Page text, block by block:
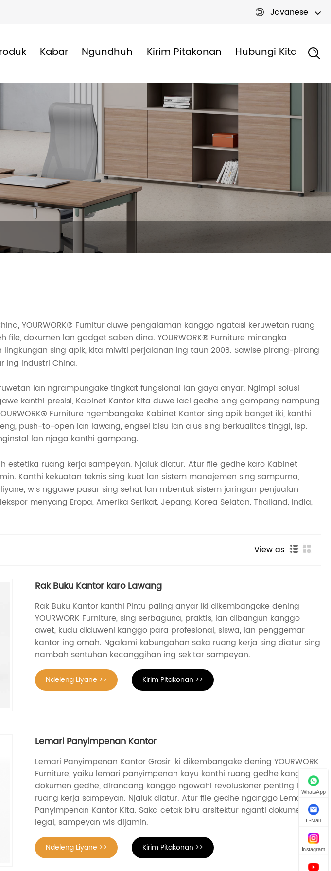
 Javanese
Kabar Ngundhuh Kirim Pitakonan Hubungi Kita
YOURWORK® Furnitur duwe pengalaman kanggo ngatasi keruwetan ruang
dokumen lan gadget saben dina. YOURWORK® Furniture minangka
sing apik, kita miwiti perjalanan ing taun 2008. Sawise pirang-pirang
ing industri China.
lan ngrampungake tingkat fungsional lan gaya anyar. Ngimpi solusi
kanthi presisi, Kabinet Kantor kita duwe laci gedhe sing gampang nampung
Furniture ngembangake Kabinet Kantor sing apik banget iki, kanthi
push-to-open lan lawang, engsel bisu lan alus sing berkualitas tinggi, lsp.
lan njaga kanthi gampang.
ruang kerja sampeyan. Njaluk diatur. Atur file gedhe karo Kabinet
Kanthi kekuatan teknis sing kuat lan sistem manajemen sing sampurna,
liyane, wis nggawe pasar sing sehat lan mbentuk sistem jaringan penjualan
menyang Eropa, Amerika Serikat, Jepang, Korea Selatan, Thailand, India,
View as
Rak Buku Kantor karo Lawang
Rak Buku Kantor kanthi Pintu paling anyar iki dikembangake dening
YOURWORK Furniture, sing serbaguna, praktis, lan dibangun kanggo
awet, kudu diduweni kanggo para profesional, siswa, lan penggemar
kantor ing omah. Ngalami kabungahan saka ruang kerja sing diatur sing
nambah sentuhan kecanggihan ing sekitar sampeyan.
Ndeleng Liyane >> Kirim Pitakonan >>
Lemari Panyimpenan Kantor
Lemari Panyimpenan Kantor Grosir iki dikembangake dening YOURWORK
Furniture, yaiku lemari panyimpenan kayu kanthi ruang gedhe kanggo
dokumen gedhe, dirancang kanggo ngowahi revolusioner penting ing
ruang kerja sampeyan. Njaluk diatur. Atur file gedhe nganggo Lemari
Panyimpenan Kantor Kita. Saka cetak biru arsitektur nganti dokumen
legal, sampeyan wis dijamin.
Ndeleng Liyane >> Kirim Pitakonan >>
WhatsApp
E-Mail
Instagram